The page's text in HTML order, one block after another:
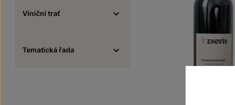
Viniční trať
Tematická řada